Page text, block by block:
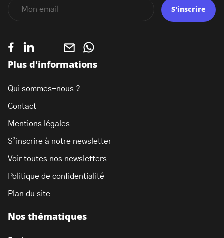
Nos thématiques
Plus d'informations
Qui sommes-nous ?
Contact
Mentions légales
S’inscrire à notre newsletter
Voir toutes nos newsletters
Politique de confidentialité
Plan du site
S'inscrire